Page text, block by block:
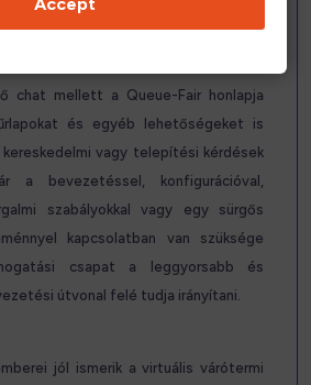
chat mellett a Queue-Fair honlapja
és egyéb lehetőségeket is
vagy telepítési kérdések
a bevezetéssel, konfigurációval,
szabályokkal vagy egy sürgős
kapcsolatban van szüksége
csapat a leggyorsabb és
útvonal felé tudja irányítani.
jól ismerik a virtuális várótermi